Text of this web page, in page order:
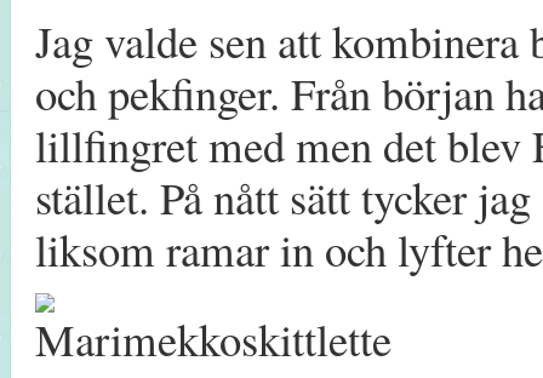
Jag valde sen att
och pekfinger. Från början
lillfingret med men det blev
stället. På nått sätt tycker
liksom ramar in och lyfter